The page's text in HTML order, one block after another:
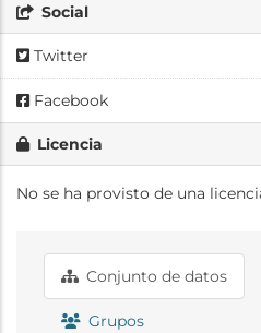
Social
Twitter
Facebook
Licencia
No se ha provisto de una
Conjunto de datos
Grupos